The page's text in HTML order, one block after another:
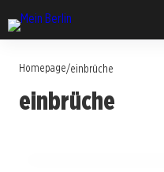
Homepage/einbrüche
einbrüche
09. November 2025
Duo nach
24. August 2025
Zwei Einbrecher in
28. Juni 2025